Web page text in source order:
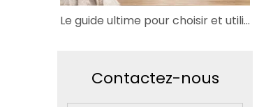
Le guide ultime pour choisir et utiliser des mixeurs commerciaux
Contactez-nous